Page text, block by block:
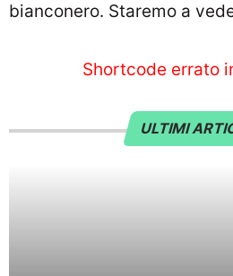
bianconero. Staremo a
Shortcode errato
ULTIMI